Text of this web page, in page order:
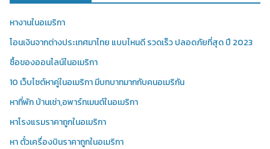
หางานในอเมริกา
โอนเงินจากต่างประเทศมาไทย แบบไหนดี รวดเร็ว ปลอดภัยที่สุด ปี 2023
ซื้อของออนไลน์ในอเมริกา
10 เว็บไซต์หาคู่ในอเมริกา มีบทบาทมากกับคนอเมริกัน
หาที่พัก บ้านเช่า,อพาร์ทเมนต์ในอเมริกา
หาโรงแรมราคาถูกในอเมริกา
หา ตั๋วเครื่องบินราคาถูกในอเมริกา